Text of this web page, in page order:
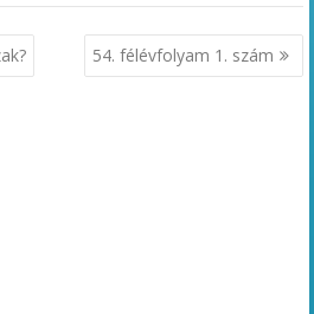
54. félévfolyam 1. szám